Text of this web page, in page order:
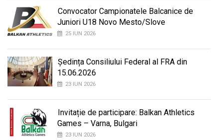
Convocator Campionatele Balcanice de
Juniori U18 Novo Mesto/Slove
25 IUN 2026
Ședința Consiliului Federal al FRA din
15.06.2026
23 IUN 2026
Invitație de participare: Balkan Athletics
Games – Varna, Bulgari
23 IUN 2026